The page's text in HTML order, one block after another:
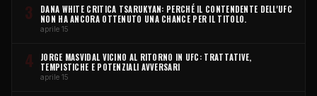
3
DANA WHITE CRITICA TSARUKYAN: PERCHÉ IL CONTENDENTE DELL'UFC
NON HA ANCORA OTTENUTO UNA CHANCE PER IL TITOLO.
aprile 15
4
JORGE MASVIDAL VICINO AL RITORNO IN UFC: TRATTATIVE,
TEMPISTICHE E POTENZIALI AVVERSARI
aprile 15